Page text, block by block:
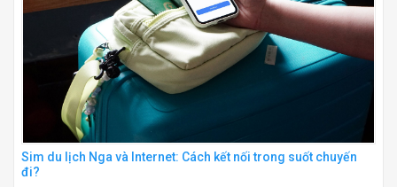
Sim du lịch Nga và Internet: Cách kết nối trong suốt chuyến
đi?